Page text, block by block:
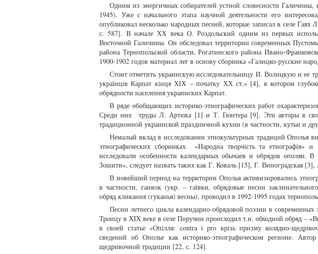
Одним из энергичных собирателей устной словесности
1945). Уже с начального этапа научной деятельности его
опубликовал несколько народных песней, которые записал в селе
с. 587]. В начале ХХ века О. Роздольский одним из первых
Восточной Галичины. Он обследовал территории современных
района Тернопольской области, Рогатинского района Ивано-
1900-1902 годов материал лег в основу сборника «Галицко-русские
Стоит отметить украинскую исследовательницу И. Волицкую и ее
українців Карпат кінця ХІХ – початку ХХ ст.» [4], в котором
обрядности населения украинских Карпат.
В ряде обобщающих историко-этнографических работ
Среди них труды Л. Артюха [1] и Т. Гюнтера [9]. Эти авторы в
традиционной украинской праздничной кухни (в частности, кутьи и
Немалый вклад в исследовании этнокультурных традиций Ополья
этнографических сборниках «Народна творчість та
исследовали особенности календарных обычаев и обрядов ополян. В
Зошити», следует назвать таких как Г. Коваль [15], Г. Виноградская
В новейший период на территории Ополья активизировались
в частности, гаивок (укр. – гаївки, обрядовые песни
обряд кликания (гуканья) весны), проводил в 1992-1995 годах
Песни летнего цикла календарно-обрядовой поэзии в
Троицу в XIX веке в селе Поручин происходил т.н. обходной обряд –
в своей статье «Опілля: contra i pro крізь призму колядно-
сведений об Ополье как историко-этнографическом регионе.
щедривочной традиции [22, с. 124].